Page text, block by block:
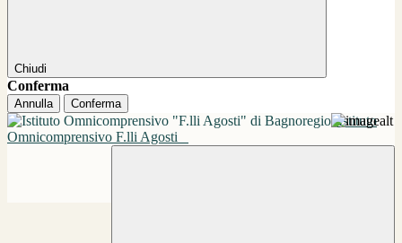
Chiudi
Conferma
Annulla Conferma
Istituto
Omnicomprensivo F.lli Agosti